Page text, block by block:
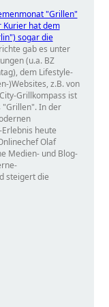
"Grillen"
Kurier hat dem
sogar die
gab es unter
(u.a. BZ
dem Lifestyle-
)Websites, z.B. von
Grillkompass ist
Grillen . In der
heute
Olaf
Medien- und Blog-
steigert die